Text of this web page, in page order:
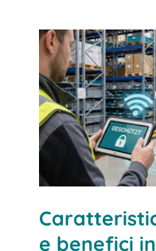
Contattaci
e benefici